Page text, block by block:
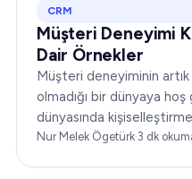
CRM
Müşteri Deneyimi
Dair Örnekler
Müşteri deneyiminin
olmadığı bir dünyaya
dünyasında
dönüştürmenin
Nur Melek Ögetürk·3 dk